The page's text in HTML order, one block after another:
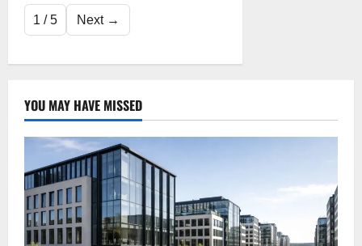
1 / 5 Next →
YOU MAY HAVE MISSED